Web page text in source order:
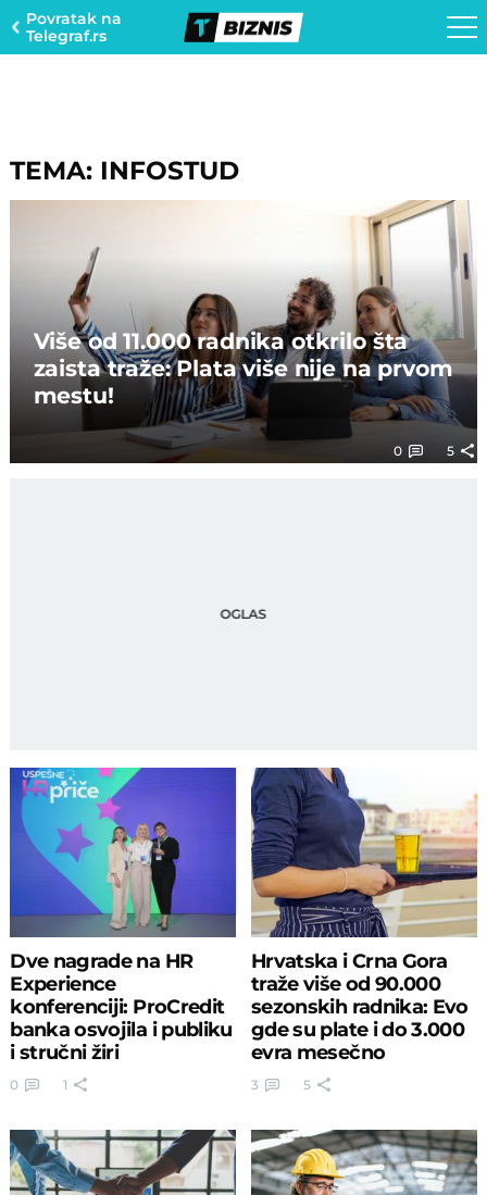
Povratak na
Telegraf.rs
TEMA: INFOSTUD
Više od 11.000 radnika otkrilo šta
zaista traže: Plata više nije na prvom
mestu!
0 5
Dve nagrade na HR
Experience
konferenciji: ProCredit
banka osvojila i publiku
i stručni žiri
0 1
Hrvatska i Crna Gora
traže više od 90.000
sezonskih radnika: Evo
gde su plate i do 3.000
evra mesečno
3 5